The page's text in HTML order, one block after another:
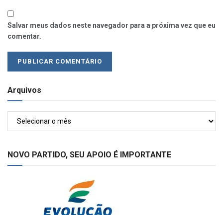
Salvar meus dados neste navegador para a próxima vez que eu
comentar.
Arquivos
NOVO PARTIDO, SEU APOIO É IMPORTANTE